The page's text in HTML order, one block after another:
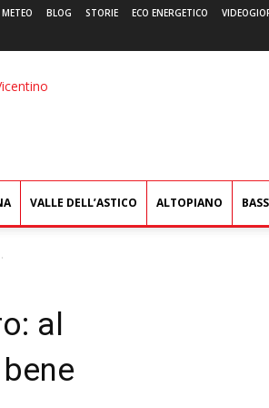
METEO BLOG STORIE ECO ENERGETICO
VALLE DELL’ASTICO ALTOPIANO
al